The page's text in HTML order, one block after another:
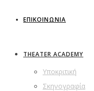
ΕΠΙΚΟΙΝΩΝΙΑ
THEATER ACADEMY
Υποκριτική
Σκηνογραφία